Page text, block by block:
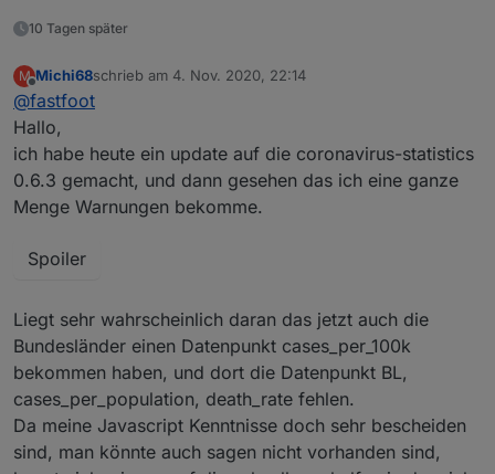
10 Tagen später
M
Offline
Michi68schrieb am 4. Nov. 2020, 22:14
zuletzt editiert von
@fastfoot
Hallo,
ich habe heute ein update auf die coronavirus-statistics
0.6.3 gemacht, und dann gesehen das ich eine ganze
Menge Warnungen bekomme.
Spoiler
Liegt sehr wahrscheinlich daran das jetzt auch die
Bundesländer einen Datenpunkt cases_per_100k
bekommen haben, und dort die Datenpunkt BL,
cases_per_population, death_rate fehlen.
Da meine Javascript Kenntnisse doch sehr bescheiden
sind, man könnte auch sagen nicht vorhanden sind,